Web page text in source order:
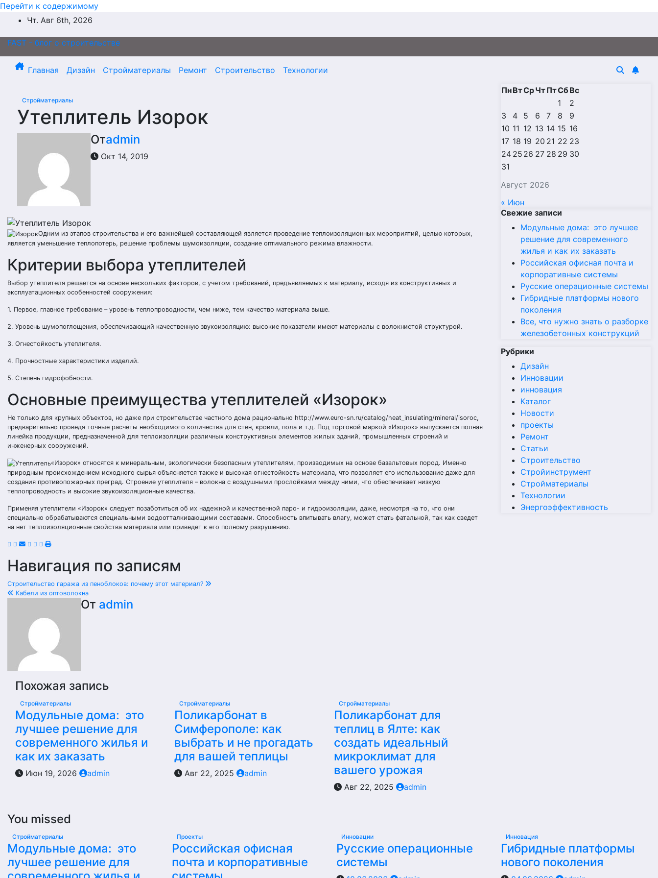
Перейти к содержимому
Чт. Авг 6th, 2026
FAST - блог о строительстве
Главная Дизайн Стройматериалы Ремонт Строительство Технологии
Стройматериалы
Утеплитель Изорок
Отadmin
Окт 14, 2019
Одним из этапов строительства и его важнейшей составляющей является проведение теплоизоляционных мероприятий, целью которых,
является уменьшение теплопотерь, решение проблемы шумоизоляции, создание оптимального режима влажности.
Критерии выбора утеплителей
Выбор утеплителя решается на основе нескольких факторов, с учетом требований, предъявляемых к материалу, исходя из конструктивных и
эксплуатационных особенностей сооружения:
1. Первое, главное требование – уровень теплопроводности, чем ниже, тем качество материала выше.
2. Уровень шумопоглощения, обеспечивающий качественную звукоизоляцию: высокие показатели имеют материалы с волокнистой структурой.
3. Огнестойкость утеплителя.
4. Прочностные характеристики изделий.
5. Степень гидрофобности.
Основные преимущества утеплителей «Изорок»
Не только для крупных объектов, но даже при строительстве частного дома рационально http://www.euro-sn.ru/catalog/heat_insulating/mineral/isoroc,
предварительно проведя точные расчеты необходимого количества для стен, кровли, пола и т.д. Под торговой маркой «Изорок» выпускается полная
линейка продукции, предназначенной для теплоизоляции различных конструктивных элементов жилых зданий, промышленных строений и
инженерных сооружений.
«Изорок» относятся к минеральным, экологически безопасным утеплителям, производимых на основе базальтовых пород. Именно
природным происхождением исходного сырья объясняется также и высокая огнестойкость материала, что позволяет его использование даже для
создания противопожарных преград. Строение утеплителя – волокна с воздушными прослойками между ними, что обеспечивает низкую
теплопроводность и высокие звукоизоляционные качества.
Применяя утеплители «Изорок» следует позаботиться об их надежной и качественной паро- и гидроизоляции, даже, несмотря на то, что они
специально обрабатываются специальными водоотталкивающими составами. Способность впитывать влагу, может стать фатальной, так как сведет
на нет теплоизоляционные свойства материала или приведет к его полному разрушению.
Навигация по записям
Строительство гаража из пеноблоков: почему этот материал?
Кабели из оптоволокна
От admin
Похожая запись
Стройматериалы
Модульные дома: это
лучшее решение для
современного жилья и
как их заказать
Июн 19, 2026 admin
Стройматериалы
Поликарбонат в
Симферополе: как
выбрать и не прогадать
для вашей теплицы
Авг 22, 2025 admin
Стройматериалы
Поликарбонат для
теплиц в Ялте: как
создать идеальный
микроклимат для
вашего урожая
Авг 22, 2025 admin
Август 2026
ПнВтСрЧтПтСбВс
1
2
3
4 5 6 7 8
9
10 11 12 13 14 15 16
17 18 19 20 21 22 23
24 25 26 27 28 29 30
31
« Июн
Свежие записи
Модульные дома: это лучшее
решение для современного
жилья и как их заказать
Российская офисная почта и
корпоративные системы
Русские операционные системы
Гибридные платформы нового
поколения
Все, что нужно знать о разборке
железобетонных конструкций
Рубрики
Дизайн
Инновации
инновация
Каталог
Новости
проекты
Ремонт
Статьи
Строительство
Стройинструмент
Стройматериалы
Технологии
Энергоэффективность
You missed
Стройматериалы
Модульные дома: это
лучшее решение для
Проекты
Российская офисная
почта и корпоративные
Инновации
Русские операционные
системы
Инновация
Гибридные платформы
нового поколения